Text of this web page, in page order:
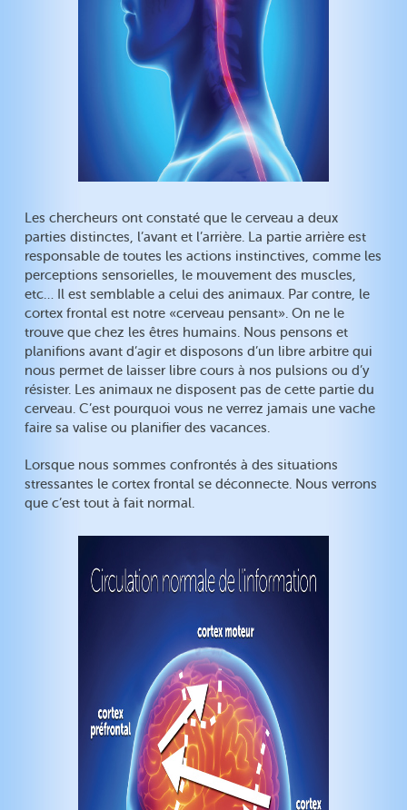
Les chercheurs ont constaté que le cerveau a deux
parties distinctes, l’avant et l’arrière. La partie arrière est
responsable de toutes les actions instinctives, comme les
perceptions sensorielles, le mouvement des muscles,
etc… Il est semblable a celui des animaux. Par contre, le
cortex frontal est notre «cerveau pensant». On ne le
trouve que chez les êtres humains. Nous pensons et
planifions avant d’agir et disposons d’un libre arbitre qui
nous permet de laisser libre cours à nos pulsions ou d’y
résister. Les animaux ne disposent pas de cette partie du
cerveau. C’est pourquoi vous ne verrez jamais une vache
faire sa valise ou planifier des vacances.
Lorsque nous sommes confrontés à des situations
stressantes le cortex frontal se déconnecte. Nous verrons
que c’est tout à fait normal.